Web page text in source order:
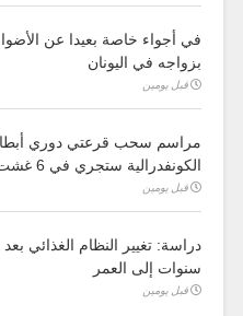
في أجواء خاصة بعيدا عن
بزواجه في اليونان
قبل يومين
مراسم سحب قرعتي دوري
الكونفدرالية ستجري في 6 غشت
قبل يومين
دراسة: تغيير النظام الغذائي
سنوات إلى العمر
قبل يومين